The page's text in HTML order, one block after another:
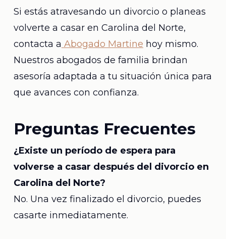
Si estás atravesando un divorcio o planeas
volverte a casar en Carolina del Norte,
contacta a Abogado Martine hoy mismo.
Nuestros abogados de familia brindan
asesoría adaptada a tu situación única para
que avances con confianza.
Preguntas Frecuentes
¿Existe un período de espera para
volverse a casar después del divorcio en
Carolina del Norte?
No. Una vez finalizado el divorcio, puedes
casarte inmediatamente.